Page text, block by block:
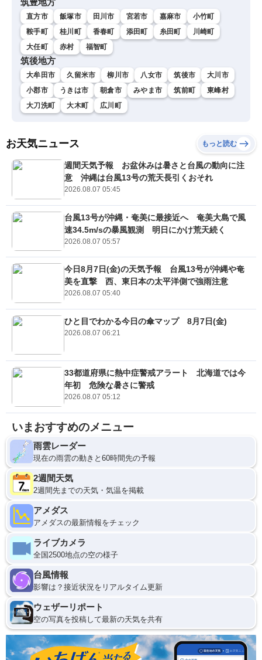
筑豊地方
直方市 飯塚市 田川市 宮若市 嘉麻市
小竹町
鞍手町
桂川町 香春町 添田町 糸田町
川崎町
大任町
赤村 福智町
筑後地方
大牟田市 久留米市 柳川市 八女市 筑後市
大川市
小郡市
うきは市 朝倉市 みやま市 筑前町
東峰村
大刀洗町
大木町 広川町
お天気ニュース もっと読む
週間天気予報 お盆休みは暑さと台風の動向に注
意 沖縄は台風13号の荒天長引くおそれ
2026.08.07 05:45
台風13号が沖縄・奄美に最接近へ 奄美大島で風
速34.5m/sの暴風観測 明日にかけ荒天続く
2026.08.07 05:57
今日8月7日(金)の天気予報 台風13号が沖縄や奄
美を直撃 西、東日本の太平洋側で強雨注意
2026.08.07 05:40
ひと目でわかる今日の傘マップ 8月7日(金)
2026.08.07 06:21
33都道府県に熱中症警戒アラート 北海道では今
年初 危険な暑さに警戒
2026.08.07 05:12
いまおすすめのメニュー
雨雲レーダー
現在の雨雲の動きと60時間先の予報
2週間天気
2週間先までの天気・気温を掲載
アメダス
アメダスの最新情報をチェック
ライブカメラ
全国2500地点の空の様子
台風情報
影響は？接近状況をリアルタイム更新
ウェザーリポート
空の写真を投稿して最新の天気を共有